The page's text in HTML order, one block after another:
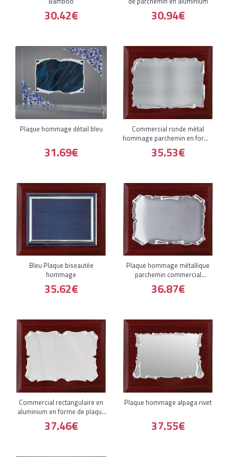
30.42€ 30.94€
Plaque hommage détail bleu
31.69€
Commercial ronde métal
hommage parchemin en forme
de plaq
35.53€
Bleu Plaque biseautée
hommage
35.62€
Plaque hommage métallique
parchemin commercial
obscurci
36.87€
Commercial rectangulaire en
aluminium en forme de plaque
h
37.46€
Plaque hommage alpaga rivet
37.55€